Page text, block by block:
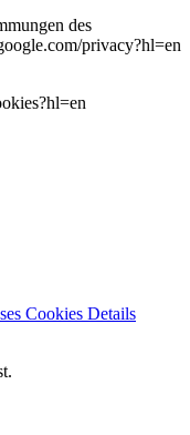
des
privacy?hl=en
Cookies Details